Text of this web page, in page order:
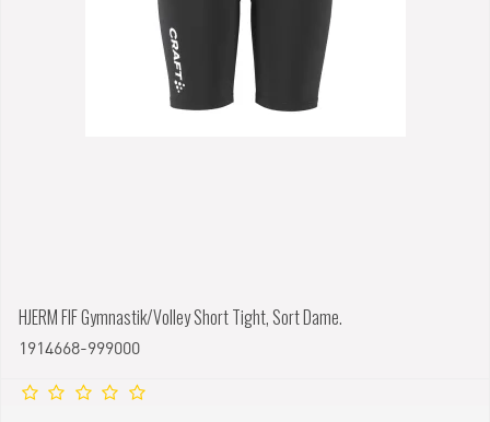
HJERM FIF Gymnastik/Volley Short Tight, Sort Dame.
1914668-999000